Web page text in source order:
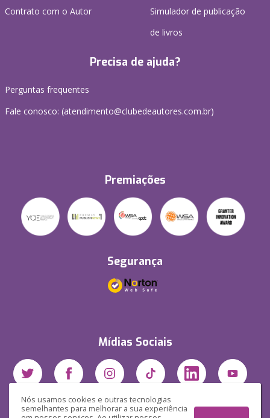
Nós usamos cookies e outras tecnologias
semelhantes para melhorar a sua experiência
Contrato com o Autor
Simulador de publicação
de livros
Precisa de ajuda?
Perguntas frequentes
Fale conosco: (atendimento@clubedeautores.com.br)
Premiações
Segurança
Mídias Sociais